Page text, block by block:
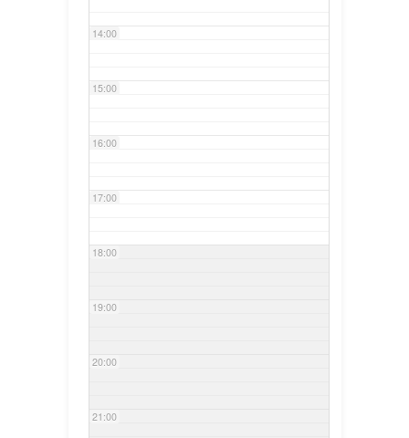
14:00
15:00
16:00
17:00
18:00
19:00
20:00
21:00